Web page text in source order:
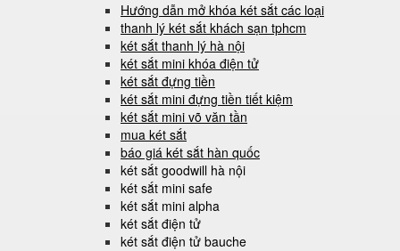
Hướng dẫn mở khóa két sắt các loại
thanh lý két sắt khách sạn tphcm
két sắt thanh lý hà nội
két sắt mini khóa điện tử
két sắt đựng tiền
két sắt mini đựng tiền tiết kiệm
két sắt mini võ văn tần
mua két sắt
báo giá két sắt hàn quốc
két sắt goodwill hà nội
két sắt mini safe
két sắt mini alpha
két sắt điện tử
két sắt điện tử bauche